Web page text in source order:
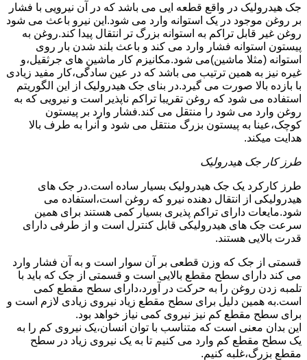
جک هیدرولیک در واقع قطعه ایی می باشد که در آن نیرویی با فشار
بر روغن موجود در یک استوانه وارد می شود.این نیرو باعث می شود
روغن غیر قابل تراکم به استوانه بزرگ تر انتقال پیدا کند.روغن به
پیستون استوانه فشار وارد می کند و باعث بلند شدن بار روی
استوانه (مثلا ماشین)می شود.مکانیزم کار ماشین های جرثقیل،و
غیره نیز به همین ترتیب می باشد که در عین سادگی،کار مفید زیادی
با بازده بالا صورت می گیرد.در بنای جک هیدرولیک از این الگوریتم
استفاده می شود که روغن تقریبا تراکم ناپذیر است و نیرویی که به
روغن وارد می شود را منتقل می کند.فشار وارد بر پیستون
کوچک،عینا به پیستون بزرگ منتقل می شود و آنرا به طرف بالا
هدایت میکند.
طرز کار جک هیدرولیک
طرز کارکرد یک جک هیدرولیک بسیار ساده است.در جک های
هیدرولیکی از انتقال دهنده نیرو که روغن است،استفاده می
شود.مایعات دارای تراکم پذیری بسیار کمی هستند برای همین
سرعت جک های هیدرولیکی قابل کنترل است و از طرفی دارای
قدرت بالایی هستند.
قسمتی از جک که وزن قطعی بر آن سوار است و به آن فشار وارد
می کند دارای سطح مقطع بالایی است و قسمتی از جک که باید با
تلمبه زدن روغن را به حرکت در آورد،دارای سطح مقطع کمی
است.به همین دلیل برای سطح مقطع زیاد نیروی زیادی لازم است و
برای سطح مقطع کم نیز نیروی کمی نیاز خواهد بود.
این بدان معنی است که متناسب با توان انسان،یک نیروی کم را به
یک سطح مقطع کم وارد می کنیم تا به یک نیروی زیاد در سطح
مقطع بزرگ،غلبه کنیم.